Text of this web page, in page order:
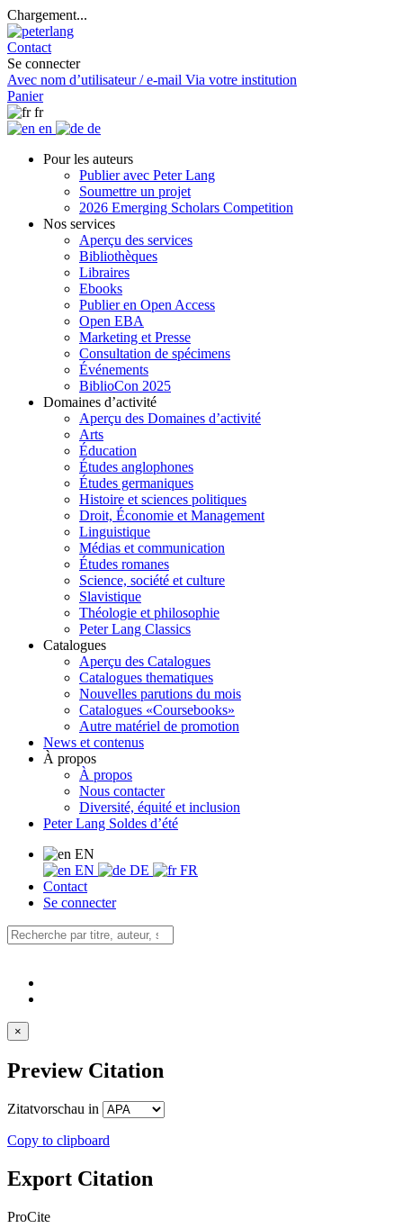
Chargement...
Contact
Se connecter
Avec nom d’utilisateur / e-mail Via votre institution
Panier
fr
en
de
Pour les auteurs
Publier avec Peter Lang
Soumettre un projet
2026 Emerging Scholars Competition
Nos services
Aperçu des services
Bibliothèques
Libraires
Ebooks
Publier en Open Access
Open EBA
Marketing et Presse
Consultation de spécimens
Événements
BiblioCon 2025
Domaines d’activité
Aperçu des Domaines d’activité
Arts
Éducation
Études anglophones
Études germaniques
Histoire et sciences politiques
Droit, Économie et Management
Linguistique
Médias et communication
Études romanes
Science, société et culture
Slavistique
Théologie et philosophie
Peter Lang Classics
Catalogues
Aperçu des Catalogues
Catalogues thematiques
Nouvelles parutions du mois
Catalogues «Coursebooks»
Autre matériel de promotion
News et contenus
À propos
À propos
Nous contacter
Diversité, équité et inclusion
Peter Lang Soldes d’été
EN
EN
DE
FR
Contact
Se connecter
×
Preview Citation
Zitatvorschau in
Copy to clipboard
Export Citation
ProCite